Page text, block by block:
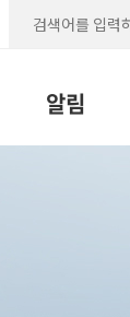
알림